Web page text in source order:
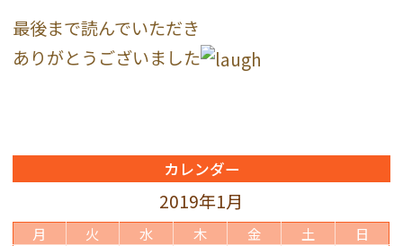
最後まで読んでいただき
ありがとうございました
カレンダー
2019年1月
月 火 水 木 金 土 日